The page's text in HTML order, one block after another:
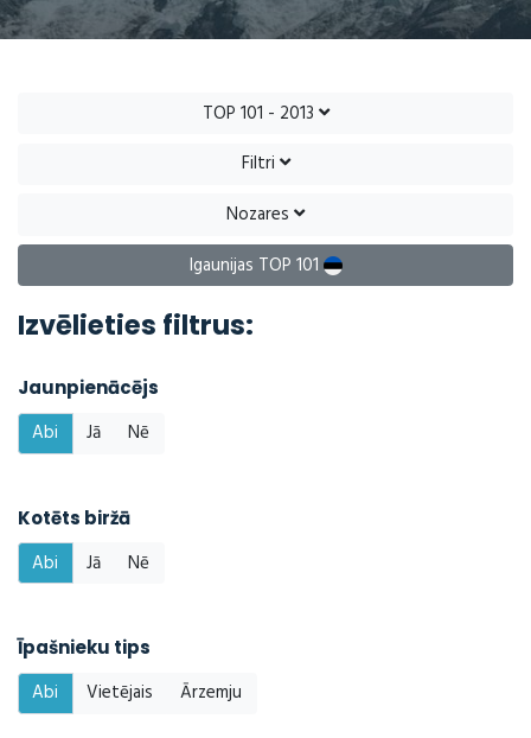
TOP 101 - 2013
Filtri
Nozares
Igaunijas TOP 101
Izvēlieties filtrus:
Jaunpienācējs
Abi Jā Nē
Kotēts biržā
Abi Jā Nē
Īpašnieku tips
Abi Vietējais Ārzemju